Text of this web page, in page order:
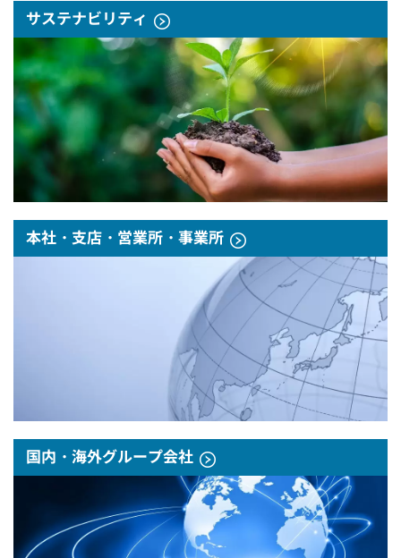
サステナビリティ
本社・支店・営業所・事業所
国内・海外グループ会社